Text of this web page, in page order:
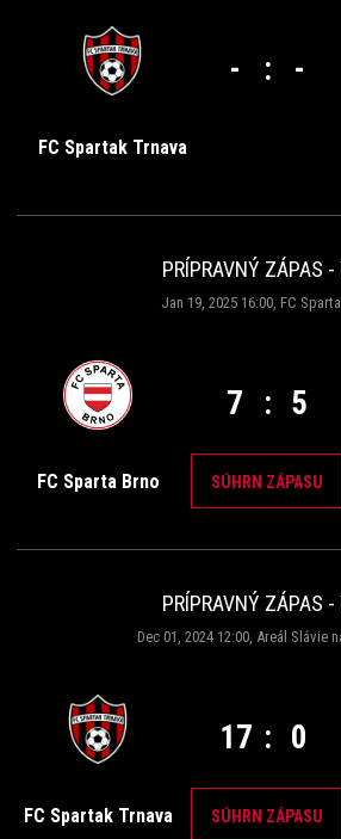
FC Spartak Trnava
- : -
PRÍPRAVNÝ ZÁPAS -
Jan 19, 2025 16:00, FC
FC Sparta Brno
7 : 5
SÚHRN ZÁPASU
PRÍPRAVNÝ ZÁPAS -
Dec 01, 2024 12:00, Areál Slávie
FC Spartak Trnava
17 : 0
SÚHRN ZÁPASU